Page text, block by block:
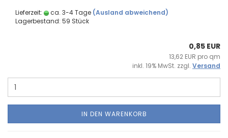
Lieferzeit: ca. 3-4 Tage (Ausland abweichend)
Lagerbestand: 59 Stück
0,85 EUR
13,62 EUR pro qm
inkl. 19% MwSt. zzgl. Versand
IN DEN WARENKORB